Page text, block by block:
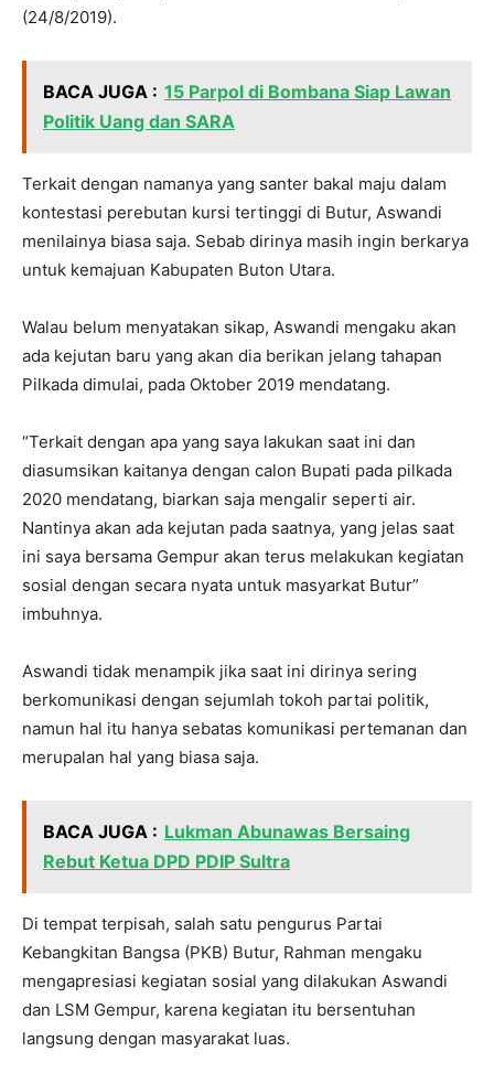
(24/8/2019).
BACA JUGA : 15 Parpol di Bombana Siap Lawan
Politik Uang dan SARA
Terkait dengan namanya yang santer bakal maju dalam
kontestasi perebutan kursi tertinggi di Butur, Aswandi
menilainya biasa saja. Sebab dirinya masih ingin berkarya
untuk kemajuan Kabupaten Buton Utara.
Walau belum menyatakan sikap, Aswandi mengaku akan
ada kejutan baru yang akan dia berikan jelang tahapan
Pilkada dimulai, pada Oktober 2019 mendatang.
“Terkait dengan apa yang saya lakukan saat ini dan
diasumsikan kaitanya dengan calon Bupati pada pilkada
2020 mendatang, biarkan saja mengalir seperti air.
Nantinya akan ada kejutan pada saatnya, yang jelas saat
ini saya bersama Gempur akan terus melakukan kegiatan
sosial dengan secara nyata untuk masyarkat Butur”
imbuhnya.
Aswandi tidak menampik jika saat ini dirinya sering
berkomunikasi dengan sejumlah tokoh partai politik,
namun hal itu hanya sebatas komunikasi pertemanan dan
merupalan hal yang biasa saja.
BACA JUGA : Lukman Abunawas Bersaing
Rebut Ketua DPD PDIP Sultra
Di tempat terpisah, salah satu pengurus Partai
Kebangkitan Bangsa (PKB) Butur, Rahman mengaku
mengapresiasi kegiatan sosial yang dilakukan Aswandi
dan LSM Gempur, karena kegiatan itu bersentuhan
langsung dengan masyarakat luas.